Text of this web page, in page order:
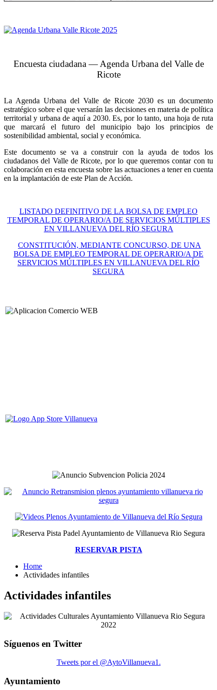
Encuesta ciudadana — Agenda Urbana del Valle de
Ricote
La Agenda Urbana del Valle de Ricote 2030 es un documento
estratégico sobre el que versarán las decisiones en materia de política
territorial y urbana de aquí a 2030. Es, por lo tanto, una hoja de ruta
que marcará el futuro del municipio bajo los principios de
sostenibilidad ambiental, social y económica.
Este documento se va a construir con la ayuda de todos los
ciudadanos del Valle de Ricote, por lo que queremos contar con tu
colaboración en esta encuesta sobre las actuaciones a tener en cuenta
en la implantación de este Plan de Acción.
LISTADO DEFINITIVO DE LA BOLSA DE EMPLEO
TEMPORAL DE OPERARIO/A DE SERVICIOS MÚLTIPLES
EN VILLANUEVA DEL RÍO SEGURA
CONSTITUCIÓN, MEDIANTE CONCURSO, DE UNA
BOLSA DE EMPLEO TEMPORAL DE OPERARIO/A DE
SERVICIOS MÚLTIPLES EN VILLANUEVA DEL RÍO
SEGURA
RESERVAR PISTA
Home
Actividades infantiles
Actividades infantiles
Síguenos en Twitter
Tweets por el @AytoVillanueva1.
Ayuntamiento